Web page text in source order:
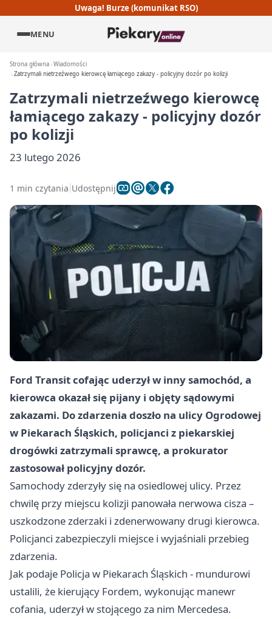
Uwaga! Burze (komunikat RSO)
MENU
Strona główna Wiadomości
Zatrzymali nietrzeźwego kierowcę łamiącego zakazy - policyjny dozór po kolizji
Zatrzymali nietrzeźwego kierowcę
łamiącego zakazy - policyjny dozór
po kolizji
23 lutego 2026
1 min czytania Udostępnij
Ford Transit cofając uderzył w inny samochód, a
kierowca okazał się pijany i objęty sądowymi
zakazami. Do zdarzenia doszło na ulicy Ogrodowej
w Piekarach Śląskich, policjanci z piekarskiej
drogówki zatrzymali sprawcę, a prokurator
zastosował policyjny dozór.
Samochody zderzyły się na osiedlowej ulicy. Przez
chwilę przy miejscu kolizji panowała nerwowa cisza –
uszkodzone zderzaki i zdenerwowany drugi kierowca.
Policjanci zabezpieczyli miejsce i wyjaśniali przebieg
zdarzenia.
Jak podaje Policja w Piekarach Śląskich - mundurowi
ustalili, że kierujący Fordem, wykonując manewr
cofania, uderzył w stojącego za nim Mercedesa.